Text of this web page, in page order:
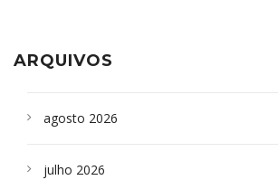
ARQUIVOS
agosto 2026
julho 2026